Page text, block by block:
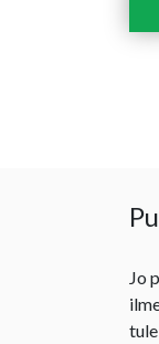
Jo